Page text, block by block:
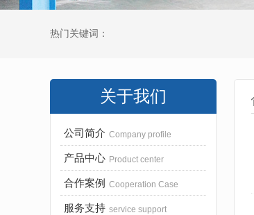
热门关键词：
关于我们
公司简介 Company profile
产品中心 Product center
合作案例 Cooperation Case
服务支持 service support